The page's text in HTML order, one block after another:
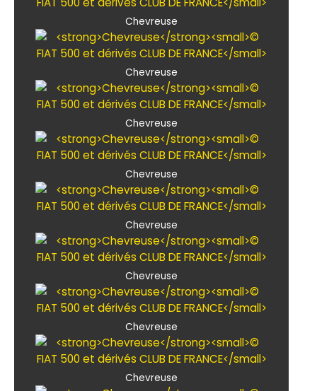
Chevreuse
Chevreuse
Chevreuse
Chevreuse
Chevreuse
Chevreuse
Chevreuse
Chevreuse